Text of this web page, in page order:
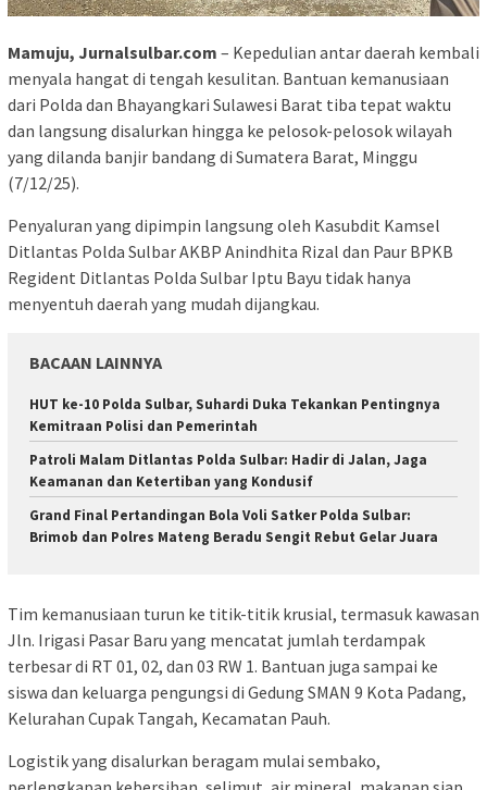
Mamuju, Jurnalsulbar.com – Kepedulian antar daerah kembali
menyala hangat di tengah kesulitan. Bantuan kemanusiaan
dari Polda dan Bhayangkari Sulawesi Barat tiba tepat waktu
dan langsung disalurkan hingga ke pelosok-pelosok wilayah
yang dilanda banjir bandang di Sumatera Barat, Minggu
(7/12/25).
Penyaluran yang dipimpin langsung oleh Kasubdit Kamsel
Ditlantas Polda Sulbar AKBP Anindhita Rizal dan Paur BPKB
Regident Ditlantas Polda Sulbar Iptu Bayu tidak hanya
menyentuh daerah yang mudah dijangkau.
BACAAN LAINNYA
HUT ke-10 Polda Sulbar, Suhardi Duka Tekankan Pentingnya
Kemitraan Polisi dan Pemerintah
Patroli Malam Ditlantas Polda Sulbar: Hadir di Jalan, Jaga
Keamanan dan Ketertiban yang Kondusif
Grand Final Pertandingan Bola Voli Satker Polda Sulbar:
Brimob dan Polres Mateng Beradu Sengit Rebut Gelar Juara
Tim kemanusiaan turun ke titik-titik krusial, termasuk kawasan
Jln. Irigasi Pasar Baru yang mencatat jumlah terdampak
terbesar di RT 01, 02, dan 03 RW 1. Bantuan juga sampai ke
siswa dan keluarga pengungsi di Gedung SMAN 9 Kota Padang,
Kelurahan Cupak Tangah, Kecamatan Pauh.
Logistik yang disalurkan beragam mulai sembako,